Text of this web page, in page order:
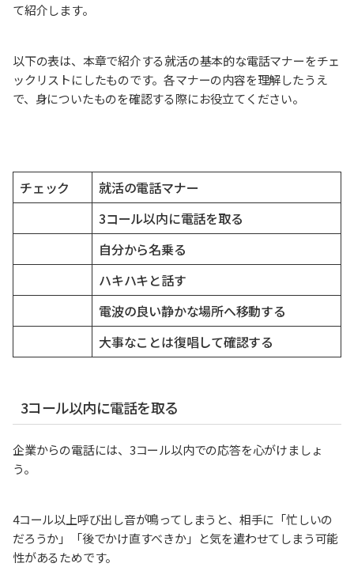
て紹介します。
以下の表は、本章で紹介する就活の基本的な電話マナーをチェ
ックリストにしたものです。各マナーの内容を理解したうえ
で、身についたものを確認する際にお役立てください。
チェック
就活の電話マナー
3コール以内に電話を取る
自分から名乗る
ハキハキと話す
電波の良い静かな場所へ移動する
大事なことは復唱して確認する
3コール以内に電話を取る
企業からの電話には、3コール以内での応答を心がけましょ
う。
4コール以上呼び出し音が鳴ってしまうと、相手に「忙しいの
だろうか」「後でかけ直すべきか」と気を遣わせてしまう可能
性があるためです。